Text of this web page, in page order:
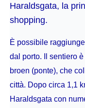
Haraldsgata, la
shopping.
È possibile
dal porto. Il sentiero
broen (ponte), che
città. Dopo circa 1,1
Haraldsgata con